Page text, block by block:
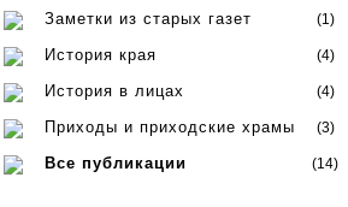
Заметки из старых газет (1)
История края (4)
История в лицах (4)
Приходы и приходские храмы (3)
Все публикации (14)